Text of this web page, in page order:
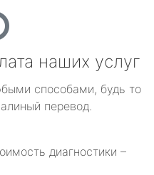
наших услуг
способами, будь то
перевод.
диагностики –